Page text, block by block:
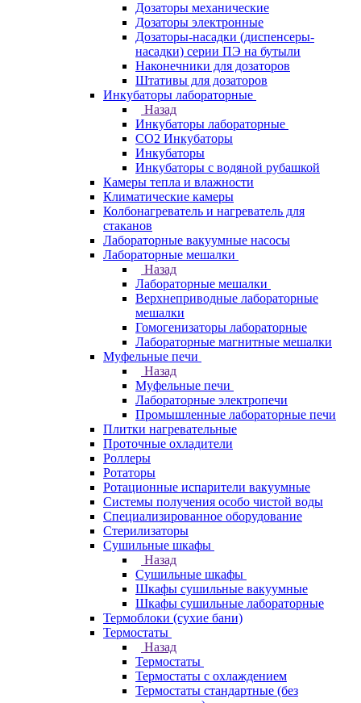
Дозаторы механические
Дозаторы электронные
Дозаторы-насадки (диспенсеры-
насадки) серии ПЭ на бутыли
Наконечники для дозаторов
Штативы для дозаторов
Инкубаторы лабораторные
Назад
Инкубаторы лабораторные
CO2 Инкубаторы
Инкубаторы
Инкубаторы с водяной рубашкой
Камеры тепла и влажности
Климатические камеры
Колбонагреватель и нагреватель для
стаканов
Лабораторные вакуумные насосы
Лабораторные мешалки
Назад
Лабораторные мешалки
Верхнеприводные лабораторные
мешалки
Гомогенизаторы лабораторные
Лабораторные магнитные мешалки
Муфельные печи
Назад
Муфельные печи
Лабораторные электропечи
Промышленные лабораторные печи
Плитки нагревательные
Проточные охладители
Роллеры
Ротаторы
Ротационные испарители вакуумные
Системы получения особо чистой воды
Специализированное оборудование
Стерилизаторы
Сушильные шкафы
Назад
Сушильные шкафы
Шкафы сушильные вакуумные
Шкафы сушильные лабораторные
Термоблоки (сухие бани)
Термостаты
Назад
Термостаты
Термостаты с охлаждением
Термостаты стандартные (без